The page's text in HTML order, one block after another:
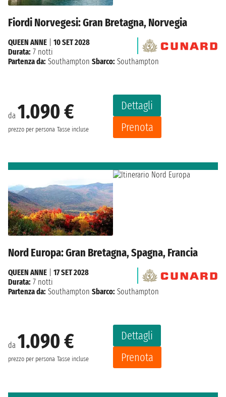
Fiordi Norvegesi: Gran Bretagna, Norvegia
da 1.090 €
prezzo per persona Tasse incluse
Dettagli
Prenota
QUEEN ANNE
10 SET 2028
Durata: 7 notti
Partenza da: Southampton Sbarco: Southampton
Nord Europa: Gran Bretagna, Spagna, Francia
da 1.090 €
prezzo per persona Tasse incluse
Dettagli
Prenota
QUEEN ANNE
17 SET 2028
Durata: 7 notti
Partenza da: Southampton Sbarco: Southampton